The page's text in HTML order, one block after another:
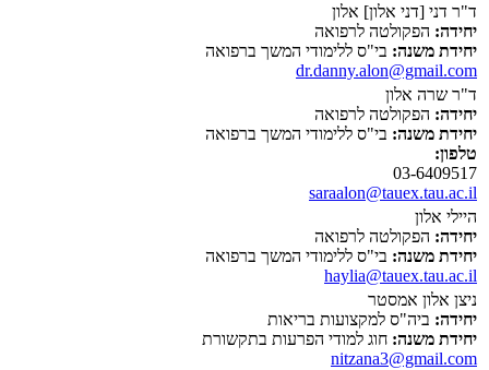
ד"ר דני [דני אלון] אלון
יחידה: הפקולטה לרפואה
יחידת משנה: בי"ס ללימודי המשך ברפואה
dr.danny.alon@gmail.com
ד"ר שרה אלון
יחידה: הפקולטה לרפואה
יחידת משנה: בי"ס ללימודי המשך ברפואה
טלפון:
03-6409517
saraalon@tauex.tau.ac.il
היילי אלון
יחידה: הפקולטה לרפואה
יחידת משנה: בי"ס ללימודי המשך ברפואה
haylia@tauex.tau.ac.il
ניצן אלון אמסטר
יחידה: ביה"ס למקצועות בריאות
יחידת משנה: חוג למודי הפרעות בתקשורת
nitzana3@gmail.com